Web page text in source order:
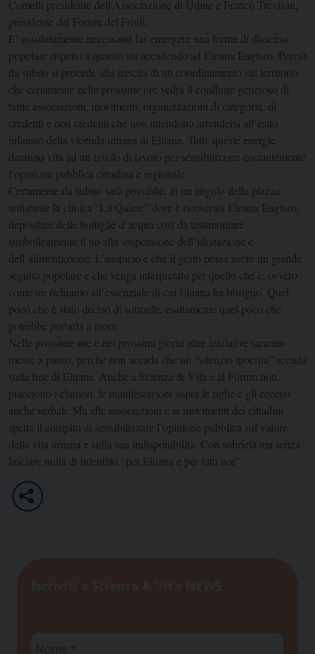
Comelli presidente dell’Associazione di Udine e Franco Trevisan,
presidente del Forum del Friuli.
E’ assolutamente necessario far emergere una forma di dissenso
popolare rispetto a quanto sta accadendo ad Eluana Englaro. Perciò
da subito si procede alla nascita di un coordinamento sul territorio
che certamente nelle prossime ore vedrà il confluire generoso di
tante associazioni, movimenti, organizzazioni di categoria, di
credenti e non credenti che non intendono arrendersi all’esito
infausto della vicenda umana di Eluana. Tutte queste energie
daranno vita ad un tavolo di lavoro per sensibilizzare costantemente
l’opinione pubblica cittadina e regionale.
Certamente da subito sarà possibile, in un angolo della piazza
antistante la clinica “La Quiete” dove è ricoverata Eluana Englaro,
depositare delle bottiglie d’acqua così da testimoniare
simbolicamente il no alla sospensione dell’idratazione e
dell’alimentazione. L’auspicio è che il gesto possa avere un grande
seguito popolare e che venga interpretato per quello che è, ovvero
come un richiamo all’essenziale di cui Eluana ha bisogno. Quel
poco che è stato deciso di sottrarle, esattamente quel poco che
potrebbe portarla a morte.
Nelle prossime ore e nei prossimi giorni altre iniziative saranno
messe a punto, perché non accada che un “silenzio ipocrita” scenda
sulla fine di Eluana. Anche a Scienza & Vita e al Forum non
piacciono i clamori, le manifestazioni sopra le righe e gli eccessi
anche verbali. Ma alle associazioni e ai movimenti dei cittadini
spetta il compito di sensibilizzare l’opinione pubblica sul valore
della vita umana e sulla sua indisponibilità. Con sobrietà ma senza
lasciare nulla di intentato “per Eluana e per tutti noi”